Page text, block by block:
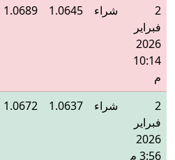
2
فبراير
2026
10:14
م
شراء 1.0645
1.0689
2
فبراير
2026
3:56 م
شراء 1.0637
1.0672